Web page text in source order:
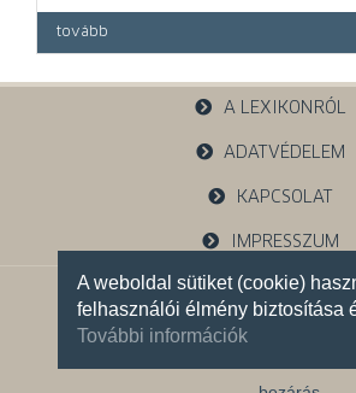
A weboldal sütiket (cookie)
felhasználói élmény biztosítása
További információk
tovább
A LEXIKONRÓL
ADATVÉDELEM
KAPCSOLAT
IMPRESSZUM
1121 Budapest,
+36 30 785 5595
Facebook